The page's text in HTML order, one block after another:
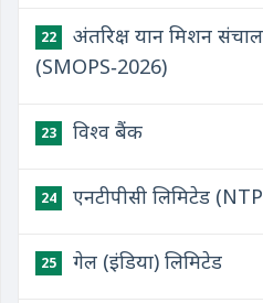
22
अंतरिक्ष यान मिशन
(SMOPS‑2026)
23 विश्व बैंक
24 एनटीपीसी लिमिटेड
25 गेल (इंडिया) लिमिटेड